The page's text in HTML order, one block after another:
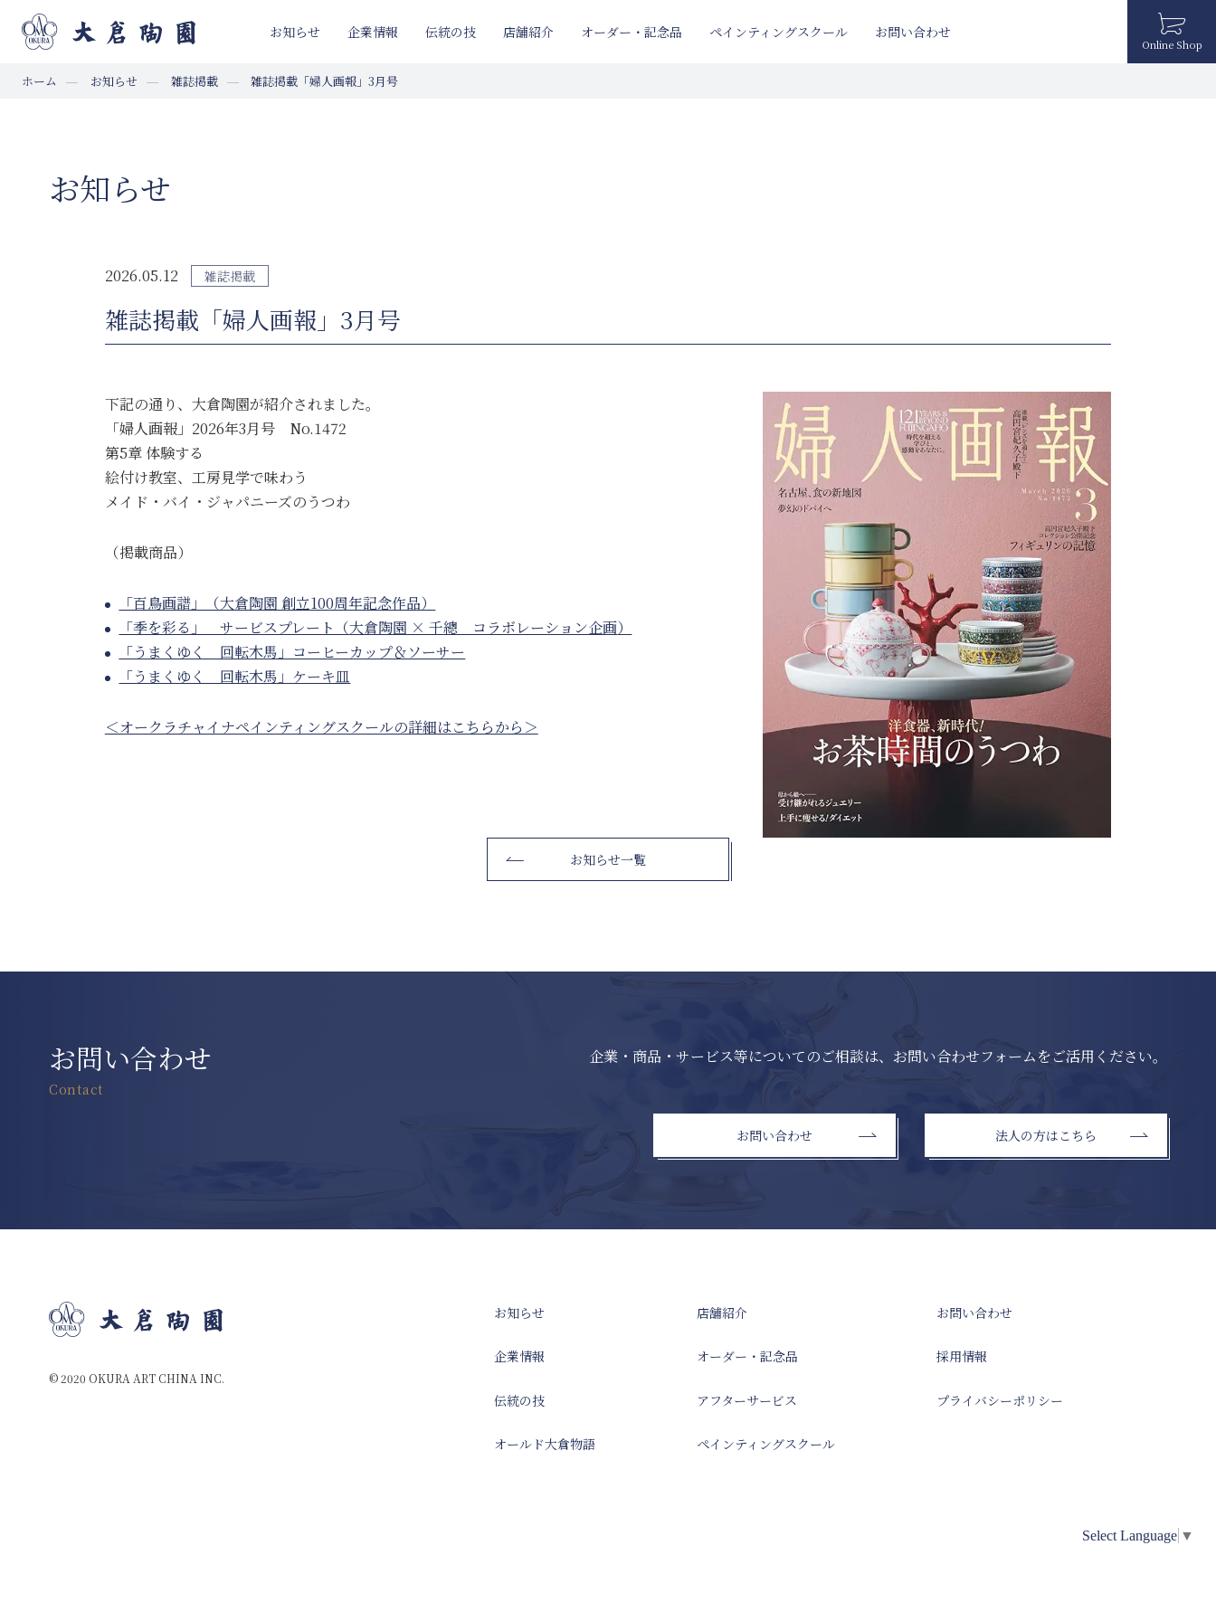
お知らせ 企業情報 伝統の技 店舗紹介 オーダー・記念品 ペインティングスクール お問い合わせ
Online Shop
ホーム お知らせ 雑誌掲載 雑誌掲載「婦人画報」3月号
お知らせ
2026.05.12 雑誌掲載
雑誌掲載「婦人画報」3月号
下記の通り、大倉陶園が紹介されました。
「婦人画報」2026年3月号 No.1472
第5章 体験する
絵付け教室、工房見学で味わう
メイド・バイ・ジャパニーズのうつわ
（掲載商品）
「百鳥画譜」（大倉陶園 創立100周年記念作品）
「季を彩る」 サービスプレート（大倉陶園 × 千總 コラボレーション企画）
「うまくゆく 回転木馬」コーヒーカップ＆ソーサー
「うまくゆく 回転木馬」ケーキ皿
＜オークラチャイナペインティングスクールの詳細はこちらから＞
お知らせ一覧
お問い合わせ
Contact
企業・商品・サービス等についてのご相談は、お問い合わせフォームをご活用ください。
お問い合わせ 法人の方はこちら
© 2020 OKURA ART CHINA INC.
お知らせ
企業情報
伝統の技
オールド大倉物語
店舗紹介
オーダー・記念品
アフターサービス
ペインティングスクール
お問い合わせ
採用情報
プライバシーポリシー
Select Language ▼